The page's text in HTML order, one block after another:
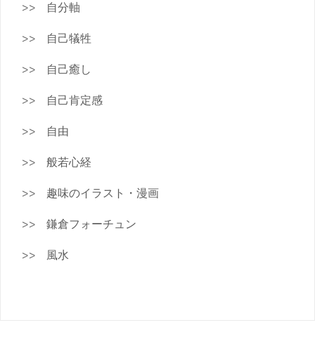
自分軸
自己犠牲
自己癒し
自己肯定感
自由
般若心経
趣味のイラスト・漫画
鎌倉フォーチュン
風水